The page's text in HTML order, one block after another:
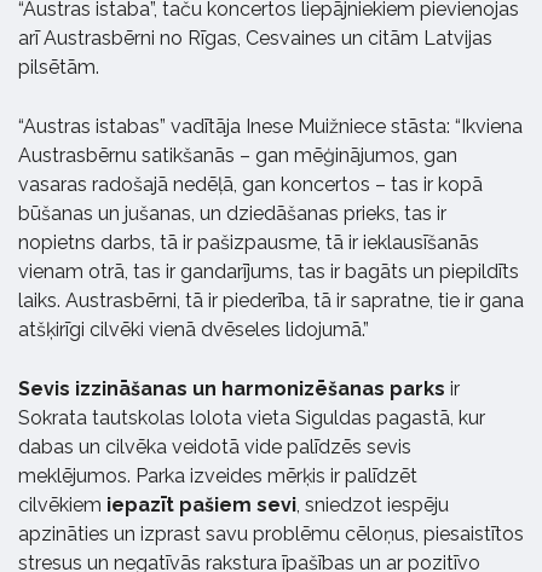
“Austras istaba”, taču koncertos liepājniekiem pievienojas
arī Austrasbērni no Rīgas, Cesvaines un citām Latvijas
pilsētām.
“Austras istabas” vadītāja Inese Muižniece stāsta: “Ikviena
Austrasbērnu satikšanās – gan mēģinājumos, gan
vasaras radošajā nedēļā, gan koncertos – tas ir kopā
būšanas un jušanas, un dziedāšanas prieks, tas ir
nopietns darbs, tā ir pašizpausme, tā ir ieklausīšanās
vienam otrā, tas ir gandarījums, tas ir bagāts un piepildīts
laiks. Austrasbērni, tā ir piederība, tā ir sapratne, tie ir gana
atšķirīgi cilvēki vienā dvēseles lidojumā.”
Sevis izzināšanas un harmonizēšanas parks ir
Sokrata tautskolas lolota vieta Siguldas pagastā, kur
dabas un cilvēka veidotā vide palīdzēs sevis
meklējumos. Parka izveides mērķis ir palīdzēt
cilvēkiem iepazīt pašiem sevi, sniedzot iespēju
apzināties un izprast savu problēmu cēloņus, piesaistītos
stresus un negatīvās rakstura īpašības un ar pozitīvo